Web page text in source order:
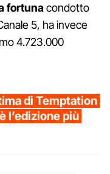
fortunacondotto
5, ha invece
4.723.000
di Temptation
l’edizione più